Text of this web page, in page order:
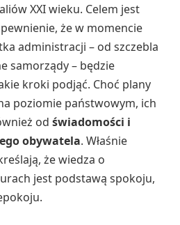
XXI wieku. Celem jest
że w momencie
administracji – od szczebla
samorządy – będzie
kroki podjąć. Choć plany
poziomie państwowym, ich
od świadomości i
obywatela. Właśnie
że wiedza o
jest podstawą spokoju,